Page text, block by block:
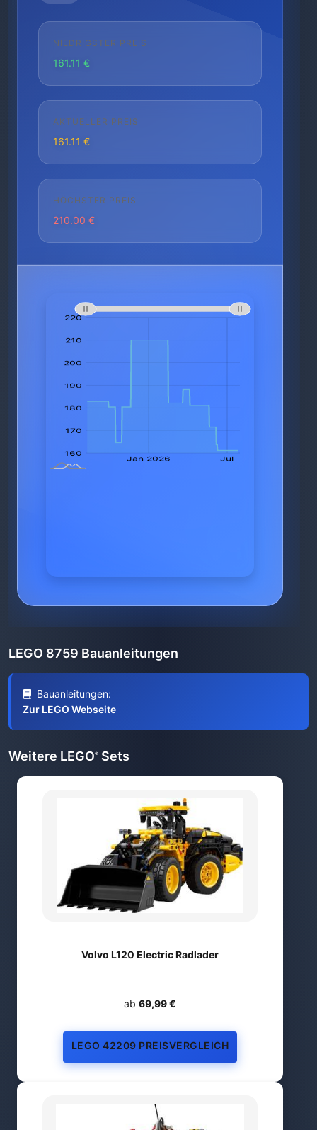
NIEDRIGSTER PREIS
161.11 €
AKTUELLER PREIS
161.11 €
HÖCHSTER PREIS
210.00 €
LEGO 8759 Bauanleitungen
Bauanleitungen:
Zur LEGO Webseite
Weitere LEGO® Sets
Volvo L120 Electric Radlader
ab 69,99 €
LEGO 42209 PREISVERGLEICH